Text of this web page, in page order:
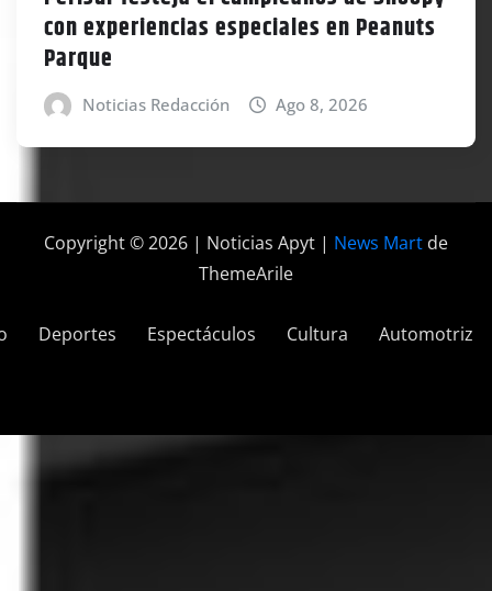
con experiencias especiales en Peanuts
Parque
Noticias Redacción Ago 8, 2026
Copyright © 2026 | Noticias Apyt | News Mart de
ThemeArile
Deportes Espectáculos Cultura Automotriz